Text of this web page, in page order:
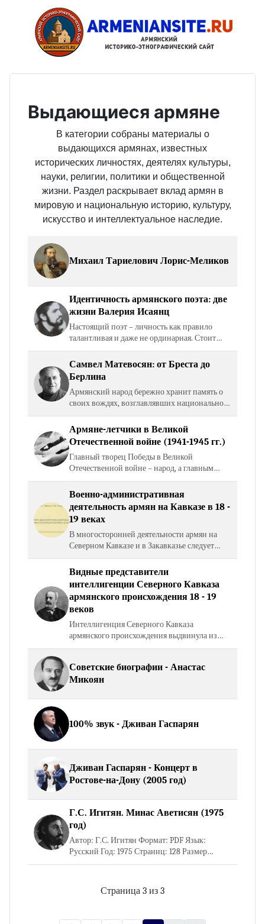
Выдающиеся армяне
В категории собраны материалы о
выдающихся армянах, известных
исторических личностях, деятелях культуры,
науки, религии, политики и общественной
жизни. Раздел раскрывает вклад армян в
мировую и национальную историю, культуру,
искусство и интеллектуальное наследие.
Михаил Тариелович Лорис-Меликов
Идентичность армянского поэта: две
жизни Валерия Исаянц
Настоящий поэт – личность как правило
талантливая и даже не ординарная. Стоит
только вспомнить строки из стихотворения
Паруйра Севак «Схожу с ума» (Ереван,1961):
Дети не рождаются…
Самвел Матевосян: от Бреста до
Берлина
Армянский народ бережно хранит память о
своих вождях, возглавлявших национально –
освободительную борьбу против
многочисленных захватчиков, талантливых
полководцев, поэтов,…
Армяне-летчики в Великой
Отечественной войне (1941-1945 гг.)
Главный творец Победы в Великой
Отечественной войне – народ, а главным
героем войны стал советский солдат. В
Москве, у Кремлевской стены, пылает
Вечный огонь памяти народной на…
Военно-административная
деятельность армян на Кавказе в 18 -
19 веках
В многосторонней деятельности армян на
Северном Кавказе и в Закавказье следует
выделить военно-административное
присутствие их в жизни
многонационального региона, способность…
Видные представители
интеллигенции Северного Кавказа
армянского происхождения 18 - 19
веков
Интеллигенция Северного Кавказа
армянского происхождения выдвинула из
своих рядов выдающихся деятелей науки,
Стремление к совершенствованию своих…
Советские биографии - Анастас
Микоян
100% звук - Дживан Гаспарян
Дживан Гаспарян - Концерт в
Ростове-на-Дону (2005 год)
Г.С. Игитян. Минас Аветисян (1975
год)
Автор: Г.С. Игитян Формат: PDF Язык:
Русский Год: 1975 Страниц: 128 Размер
файла: 19 Мб Открыть книгу Скачать книгу
Страница 3 из 3